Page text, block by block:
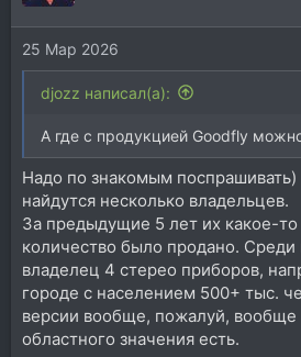
25 Мар 2026
djozz написал(а):
А где с продукцией Goodfly
Надо по знакомым поспрашивать)
найдутся несколько владельцев.
За предыдущие 5 лет их какое-
количество было продано.
владелец 4 стерео приборов,
городе с населением 500+ тыc.
версии вообще, пожалуй, вообще
областного значения есть.